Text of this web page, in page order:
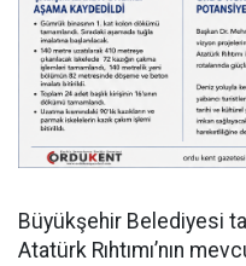
Büyükşehir Belediyesi
Atatürk Rıhtımı’nın